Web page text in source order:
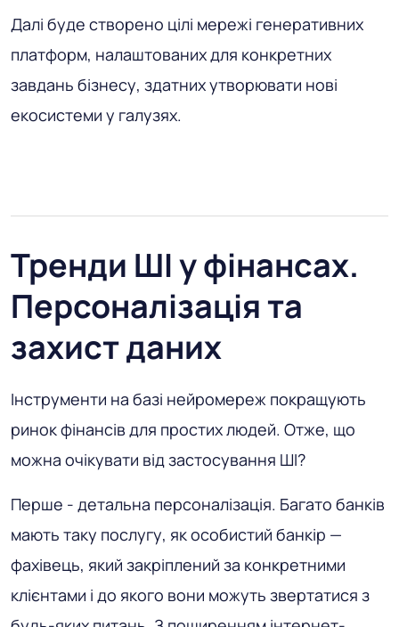
Далі буде створено цілі мережі генеративних
платформ, налаштованих для конкретних
завдань бізнесу, здатних утворювати нові
екосистеми у галузях.
Тренди ШІ у фінансах.
Персоналізація та
захист даних
Інструменти на базі нейромереж покращують
ринок фінансів для простих людей. Отже, що
можна очікувати від застосування ШІ?
Перше - детальна персоналізація. Багато банків
мають таку послугу, як особистий банкір —
фахівець, який закріплений за конкретними
клієнтами і до якого вони можуть звертатися з